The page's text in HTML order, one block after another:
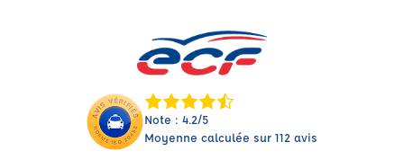
Note : 4.2/5
Moyenne calculée sur 112 avis